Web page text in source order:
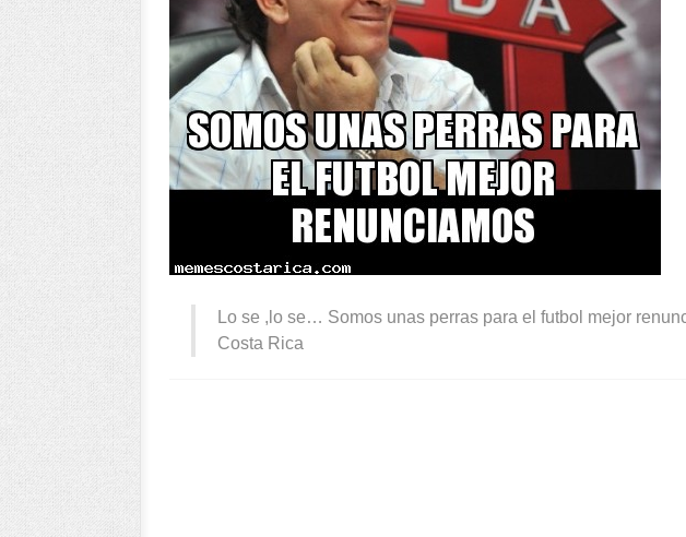
Lo se ,lo se… Somos unas perras para el futbol mejor
Costa Rica